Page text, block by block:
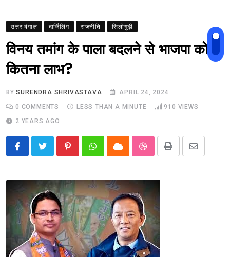
उत्तर बंगाल दार्जिलिंग राजनीति सिलीगुड़ी
विनय तमांग के पाला बदलने से भाजपा को
कितना लाभ?
BYSURENDRA SHRIVASTAVA
APRIL 24, 2024
0 COMMENTS LESS THAN A MINUTE 910 VIEWS
2 YEARS AGO
PinterestWhatsappCloud StumbleUpon
Print
Share